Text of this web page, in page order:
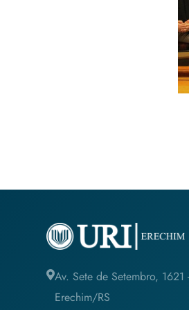
Av. Sete de Setembro, 1621
Erechim/RS